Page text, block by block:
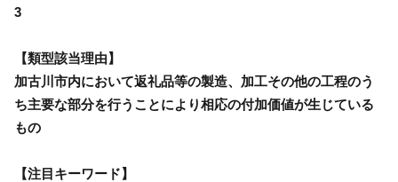
3
【類型該当理由】
加古川市内において返礼品等の製造、加工その他の工程のう
ち主要な部分を行うことにより相応の付加価値が生じている
もの
【注目キーワード】